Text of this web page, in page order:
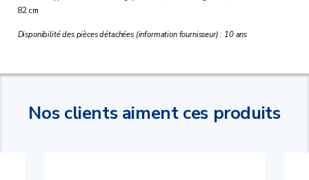
82 cm
Disponibilité des pièces détachées (information fournisseur) : 10 ans
Nos clients aiment ces produits